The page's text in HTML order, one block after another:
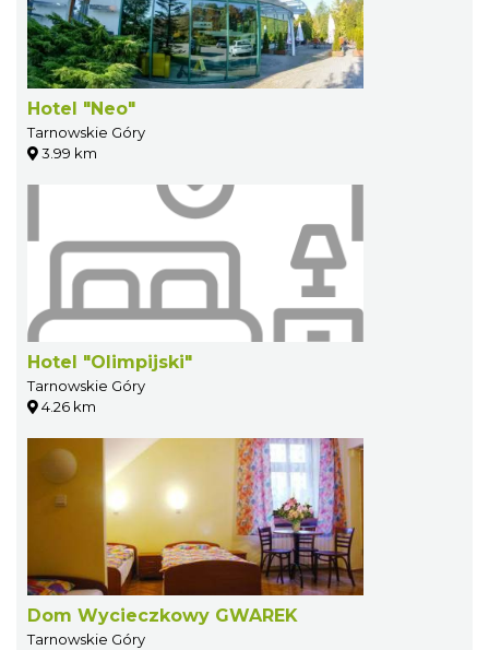
Hotel "Neo"
Tarnowskie Góry
3.99 km
Hotel "Olimpijski"
Tarnowskie Góry
4.26 km
Dom Wycieczkowy GWAREK
Tarnowskie Góry